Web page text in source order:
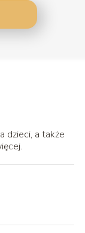
dzieci, a także